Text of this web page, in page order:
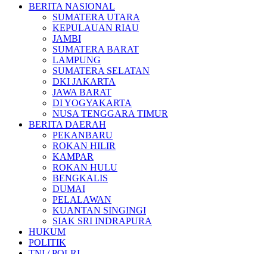
BERITA NASIONAL
SUMATERA UTARA
KEPULAUAN RIAU
JAMBI
SUMATERA BARAT
LAMPUNG
SUMATERA SELATAN
DKI JAKARTA
JAWA BARAT
DI YOGYAKARTA
NUSA TENGGARA TIMUR
BERITA DAERAH
PEKANBARU
ROKAN HILIR
KAMPAR
ROKAN HULU
BENGKALIS
DUMAI
PELALAWAN
KUANTAN SINGINGI
SIAK SRI INDRAPURA
HUKUM
POLITIK